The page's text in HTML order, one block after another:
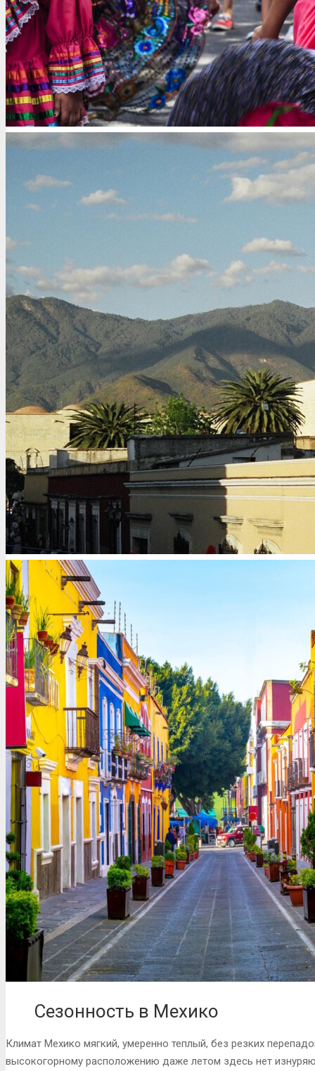
Сезонность в Мехико
Климат Мехико мягкий, умеренно теплый, без резких
высокогорному расположению даже летом здесь нет